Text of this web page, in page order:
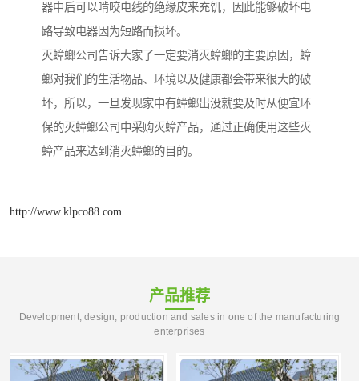
器中后可以啃咬电线的绝缘皮来充饥，因此能够破坏电
路导致电器因为短路而损坏。
灭蟑螂公司告诉大家了一定要消灭蟑螂的主要原因，蟑
螂对我们的生活物品、环境以及健康都会带来很大的破
坏，所以，一旦发现家中有蟑螂出没就要及时从便宜环
保的灭蟑螂公司中采购灭蟑产品，通过正确使用这些灭
蟑产品来达到消灭蟑螂的目的。
http://www.klpco88.com
产品推荐
Development, design, production and sales in one of the manufacturing
enterprises